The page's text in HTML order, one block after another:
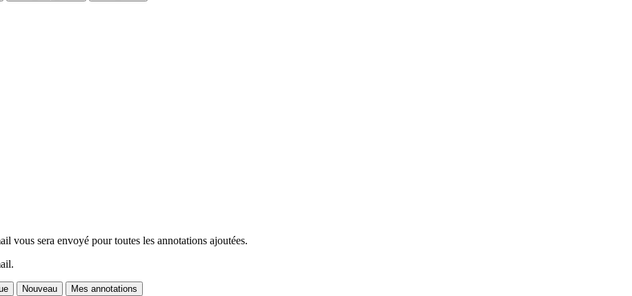
vous sera envoyé pour toutes les annotations ajoutées.
Nouveau Mes annotations